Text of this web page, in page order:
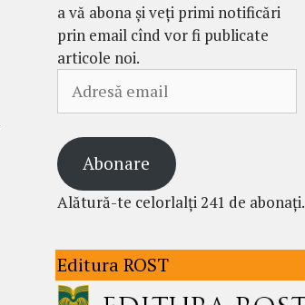
a vă abona și veți primi notificări
prin email cînd vor fi publicate
articole noi.
email
Abonare
Alătură-te celorlalți 241 de abonați.
Editura ROST